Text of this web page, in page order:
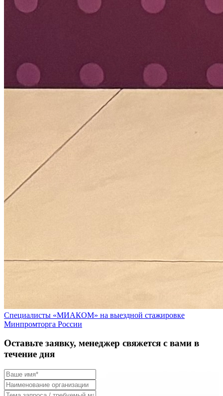
Специалисты «МИАКОМ» на выездной стажировке
Минпромторга России
Оставьте заявку, менеджер свяжется с вами в
течение дня